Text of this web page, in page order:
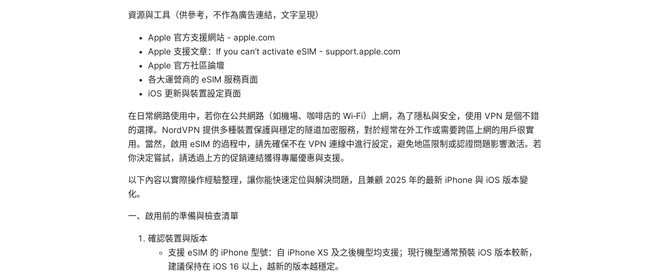
資源與工具（供參考，不作為廣告連結，文字呈現）
Apple 官方支援網站 - apple.com
Apple 支援文章：If you can’t activate eSIM - support.apple.com
Apple 官方社區論壇
各大運營商的 eSIM 服務頁面
iOS 更新與裝置設定頁面
在日常網路使用中，若你在公共網路（如機場、咖啡店的 Wi‑Fi）上網，為了隱私與安全，使用 VPN 是個不錯
的選擇。NordVPN 提供多種裝置保護與穩定的隧道加密服務，對於經常在外工作或需要跨區上網的用戶很實
用。當然，啟用 eSIM 的過程中，請先確保不在 VPN 連線中進行設定，避免地區限制或認證問題影響激活。若
你決定嘗試，請透過上方的促銷連結獲得專屬優惠與支援。
以下內容以實際操作經驗整理，讓你能快速定位與解決問題，且兼顧 2025 年的最新 iPhone 與 iOS 版本變
化。
一、啟用前的準備與檢查清單
確認裝置與版本
支援 eSIM 的 iPhone 型號：自 iPhone XS 及之後機型均支援；現行機型通常預裝 iOS 版本較新，
建議保持在 iOS 16 以上，越新的版本越穩定。